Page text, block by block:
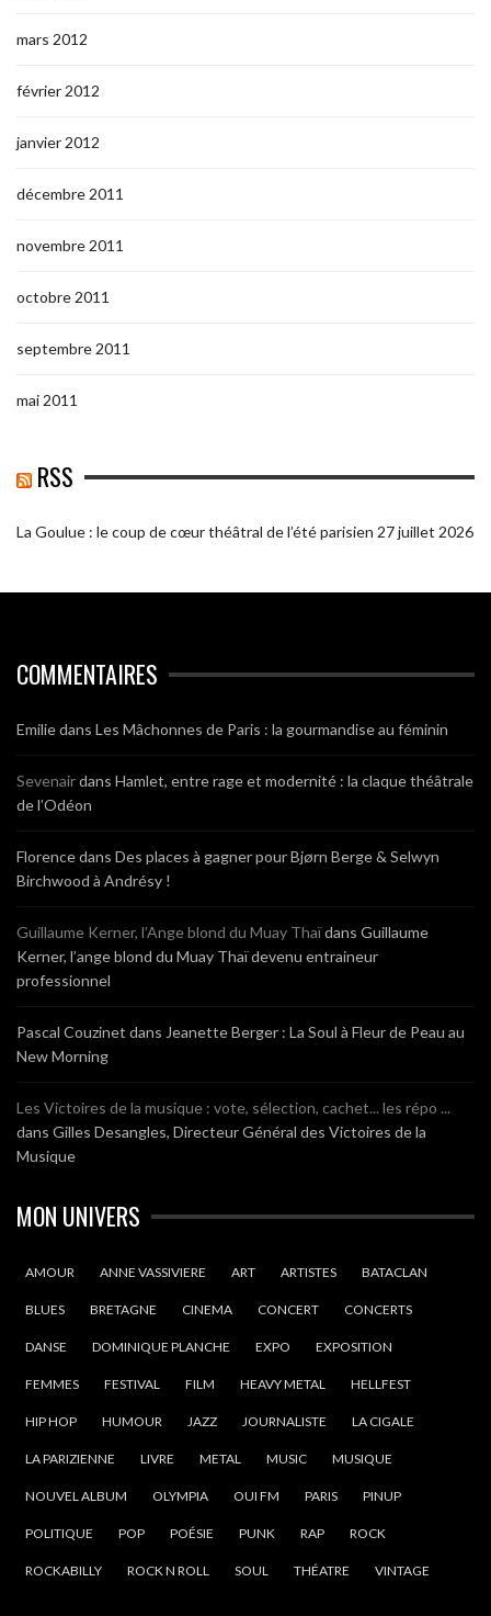
mars 2012
février 2012
janvier 2012
décembre 2011
novembre 2011
octobre 2011
septembre 2011
mai 2011
RSS
La Goulue : le coup de cœur théâtral de l’été parisien 27 juillet 2026
COMMENTAIRES
Emiliedans Les Mâchonnes de Paris : la gourmandise au féminin
Sevenairdans Hamlet, entre rage et modernité : la claque théâtrale
de l’Odéon
Florencedans Des places à gagner pour Bjørn Berge & Selwyn
Birchwood à Andrésy !
Guillaume Kerner, l’Ange blond du Muay Thaïdans Guillaume
Kerner, l’ange blond du Muay Thaï devenu entraineur
professionnel
Pascal Couzinet dans Jeanette Berger : La Soul à Fleur de Peau au
New Morning
Les Victoires de la musique : vote, sélection, cachet... les répo ...
dans Gilles Desangles, Directeur Général des Victoires de la
Musique
MON UNIVERS
AMOUR ANNE VASSIVIERE ART ARTISTES BATACLAN
BLUES BRETAGNE CINEMA CONCERT CONCERTS
DANSE DOMINIQUE PLANCHE EXPO EXPOSITION
FEMMES FESTIVAL FILM HEAVY METAL HELLFEST
HIP HOP HUMOUR JAZZ JOURNALISTE LA CIGALE
LA PARIZIENNE LIVRE METAL MUSIC MUSIQUE
NOUVEL ALBUM OLYMPIA OUI FM PARIS PINUP
POLITIQUE POP POÉSIE PUNK RAP ROCK
ROCKABILLY ROCK N ROLL SOUL THÉATRE VINTAGE